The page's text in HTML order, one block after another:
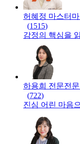
허혜정 마스터
(1515)
감정의 핵심을
하용희 전문전문
(722)
진심 어린 마음